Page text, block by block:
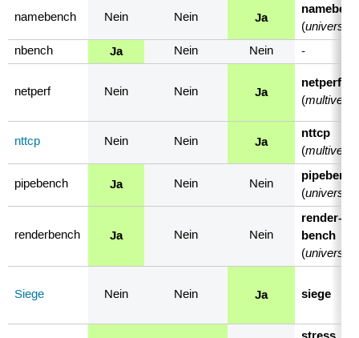
namebench Nein Nein Ja
(universe
nbench
Ja Nein Nein -
netperf Nein Nein Ja
netperf
(
nttcp Nein Nein Ja
nttcp
(
pipebench Ja Nein Nein
(universe
renderbench Ja Nein Nein
render-
bench
(universe
Siege Nein Nein Ja siege